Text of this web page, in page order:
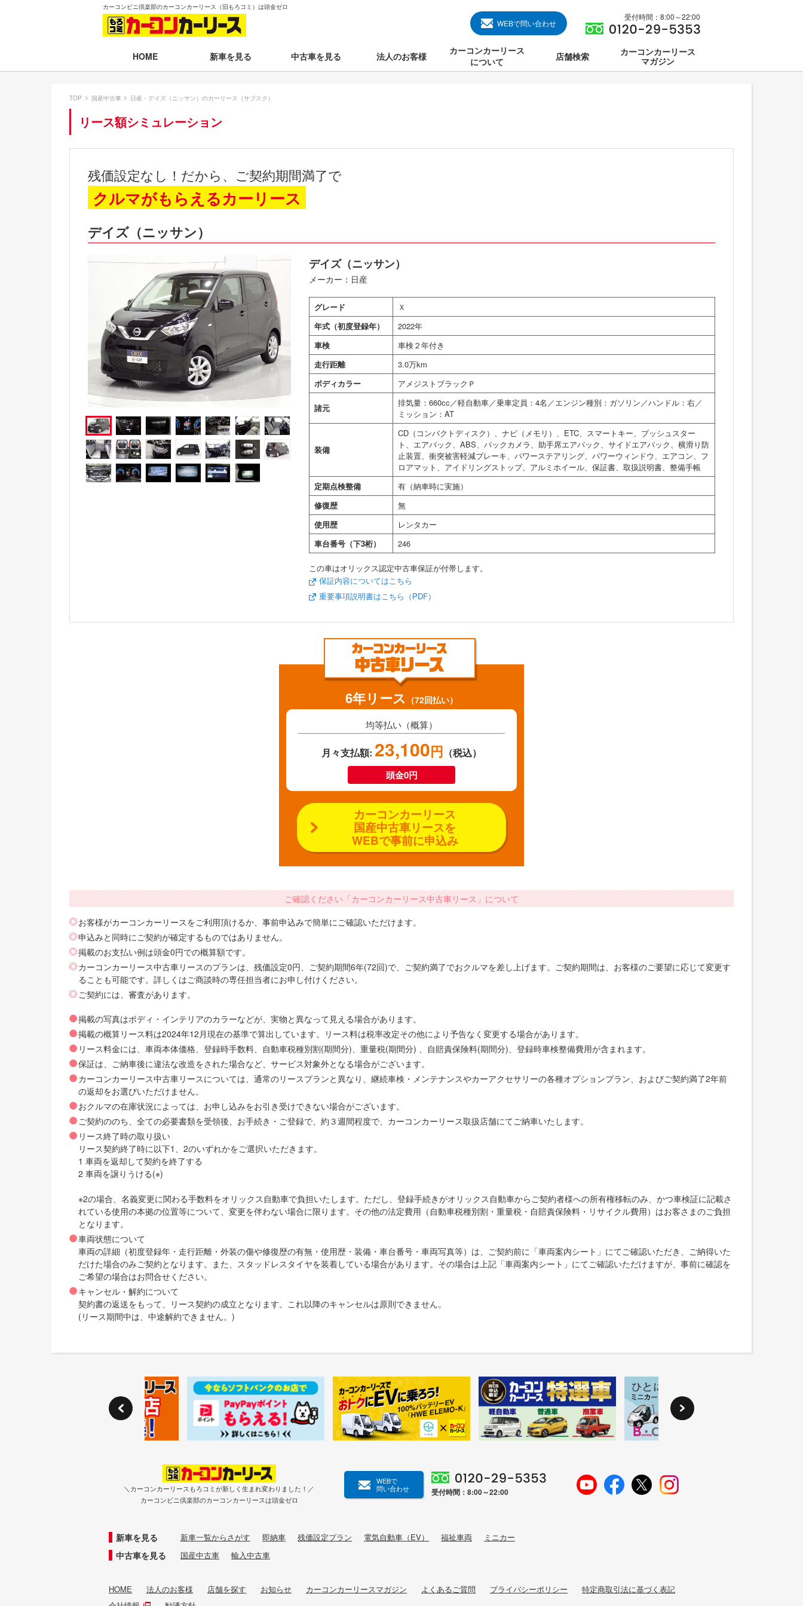
カーコンビニ倶楽部のカーコンカーリース（旧もろコミ）は頭金ゼロ
WEBで問い合わせ
受付時間：8:00～22:00
HOME 新車を見る
月々50,001円以上のクルマを見る
新車一覧から選ぶ
即納車（最短14日で納車）
残価設定プラン
電気自動車（EV）
福祉車両
ミニカー
中古車を見る 法人のお客様
カーコンカーリース
について
店舗検索
カーコンカーリース
マガジン
TOP 国産中古車 日産・デイズ（ニッサン）のカーリース（サブスク）
リース額シミュレーション
残価設定なし！だから、ご契約期間満了で
クルマがもらえるカーリース
デイズ（ニッサン）
デイズ（ニッサン）
メーカー：日産
グレード
Ｘ
年式（初度登録年）
2022年
車検
車検２年付き
走行距離
3.0万km
ボディカラー
アメジストブラックＰ
諸元
排気量：660cc／軽自動車／乗車定員：4名／エンジン種別：ガソリン／ハンドル：右／
ミッション：AT
装備
CD（コンパクトディスク）、ナビ（メモリ）、ETC、スマートキー、プッシュスター
ト、エアバック、ABS、バックカメラ、助手席エアバック、サイドエアバック、横滑り防
止装置、衝突被害軽減ブレーキ、パワーステアリング、パワーウィンドウ、エアコン、フ
ロアマット、アイドリングストップ、アルミホイール、保証書、取扱説明書、整備手帳
定期点検整備
有（納車時に実施）
修復歴
無
使用歴
レンタカー
車台番号（下3桁）
246
この車はオリックス認定中古車保証が付帯します。
保証内容についてはこちら
重要事項説明書はこちら（PDF）
6年リース （72回払い）
均等払い（概算）
月々支払額: 23,100円 （税込）
頭金0円
カーコンカーリース
国産中古車リースを
WEBで事前に申込み
ご確認ください「カーコンカーリース中古車リース」について
お客様がカーコンカーリースをご利用頂けるか、事前申込みで簡単にご確認いただけます。
申込みと同時にご契約が確定するものではありません。
掲載のお支払い例は頭金0円での概算額です。
カーコンカーリース中古車リースのプランは、残価設定0円、ご契約期間6年(72回)で、ご契約満了でおクルマを差し上げます。ご契約期間は、お客様のご要望に応じて変更す
ることも可能です。詳しくはご商談時の専任担当者にお申し付けください。
ご契約には、審査があります。
掲載の写真はボディ・インテリアのカラーなどが、実物と異なって見える場合があります。
掲載の概算リース料は2024年12月現在の基準で算出しています。リース料は税率改定その他により予告なく変更する場合があります。
リース料金には、車両本体価格、登録時手数料、自動車税種別割(期間分)、重量税(期間分) 、自賠責保険料(期間分)、登録時車検整備費用が含まれます。
保証は、ご納車後に違法な改造をされた場合など、サービス対象外となる場合がございます。
カーコンカーリース中古車リースについては、通常のリースプランと異なり、継続車検・メンテナンスやカーアクセサリーの各種オプションプラン、およびご契約満了2年前
の返却をお選びいただけません。
おクルマの在庫状況によっては、お申し込みをお引き受けできない場合がございます。
ご契約ののち、全ての必要書類を受領後、お手続き・ご登録で、約３週間程度で、カーコンカーリース取扱店舗にてご納車いたします。
リース終了時の取り扱い
リース契約終了時に以下1、2のいずれかをご選択いただきます。
1 車両を返却して契約を終了する
2 車両を譲りうける(※)
※2の場合、名義変更に関わる手数料をオリックス自動車で負担いたします。ただし、登録手続きがオリックス自動車からご契約者様への所有権移転のみ、かつ車検証に記載さ
れている使用の本拠の位置等について、変更を伴わない場合に限ります。その他の法定費用（自動車税種別割・重量税・自賠責保険料・リサイクル費用）はお客さまのご負担
となります。
車両状態について
車両の詳細（初度登録年・走行距離・外装の傷や修復歴の有無・使用歴・装備・車台番号・車両写真等）は、ご契約前に「車両案内シート」にてご確認いただき、ご納得いた
だけた場合のみご契約となります。また、スタッドレスタイヤを装着している場合があります。その場合は上記「車両案内シート」にてご確認いただけますが、事前に確認を
ご希望の場合はお問合せください。
キャンセル・解約について
契約書の返送をもって、リース契約の成立となります。これ以降のキャンセルは原則できません。
(リース期間中は、中途解約できません。)
＼カーコンカーリースもろコミが新しく生まれ変わりました！／
カーコンビニ倶楽部のカーコンカーリースは頭金ゼロ
WEBで
問い合わせ
受付時間：8:00～22:00
新車を見る 新車一覧からさがす 即納車 残価設定プラン 電気自動車（EV） 福祉車両 ミニカー
中古車を見る 国産中古車 輸入中古車
HOME 法人のお客様 店舗を探す お知らせ カーコンカーリースマガジン よくあるご質問 プライバシーポリシー
特定商取引法に基づく表記